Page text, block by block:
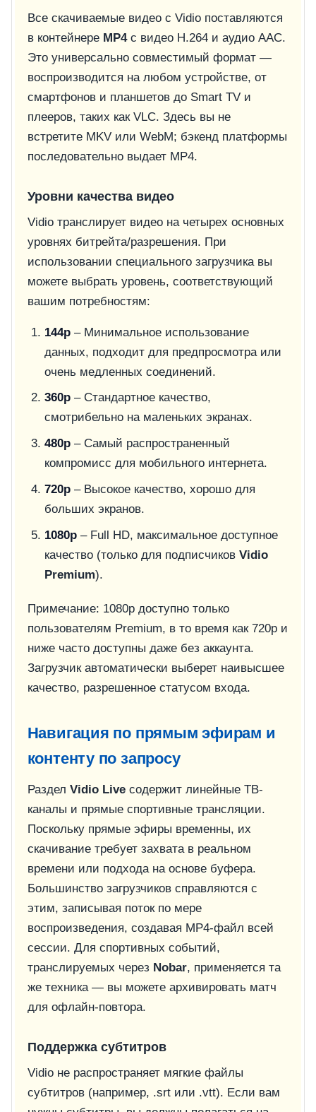
Все скачиваемые видео с Vidio поставляются
в контейнере MP4с видео H.264 и аудио AAC.
Это универсально совместимый формат —
воспроизводится на любом устройстве, от
смартфонов и планшетов до Smart TV и
плееров, таких как VLC. Здесь вы не
встретите MKV или WebM; бэкенд платформы
последовательно выдает MP4.
Уровни качества видео
Vidio транслирует видео на четырех основных
уровнях битрейта/разрешения. При
использовании специального загрузчика вы
можете выбрать уровень, соответствующий
вашим потребностям:
144p– Минимальное использование
данных, подходит для предпросмотра или
очень медленных соединений.
360p– Стандартное качество,
смотрибельно на маленьких экранах.
480p– Самый распространенный
компромисс для мобильного интернета.
720p– Высокое качество, хорошо для
больших экранов.
1080p– Full HD, максимальное доступное
качество (только для подписчиков Vidio
Premium).
Примечание: 1080p доступно только
пользователям Premium, в то время как 720p и
ниже часто доступны даже без аккаунта.
Загрузчик автоматически выберет наивысшее
качество, разрешенное статусом входа.
Навигация по прямым эфирам и
контенту по запросу
Раздел Vidio Liveсодержит линейные ТВ-
каналы и прямые спортивные трансляции.
Поскольку прямые эфиры временны, их
скачивание требует захвата в реальном
времени или подхода на основе буфера.
Большинство загрузчиков справляются с
этим, записывая поток по мере
воспроизведения, создавая MP4-файл всей
сессии. Для спортивных событий,
транслируемых через Nobar, применяется та
же техника — вы можете архивировать матч
для офлайн-повтора.
Поддержка субтитров
Vidio не распространяет мягкие файлы
субтитров (например, .srt или .vtt). Если вам